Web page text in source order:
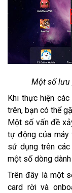
Một số lưu
Khi thực hiện
trên, bạn có thể
Một số vấn đề
tự động của máy
sử dụng trên
một số dòng
Trên đây là một
card rời và